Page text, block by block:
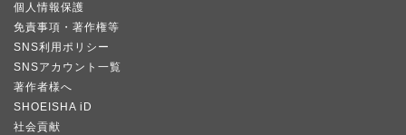
個人情報保護
免責事項・著作権等
SNS利用ポリシー
SNSアカウント一覧
著作者様へ
SHOEISHA iD
社会貢献